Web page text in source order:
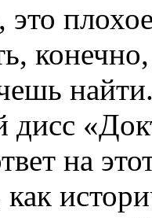
на
как